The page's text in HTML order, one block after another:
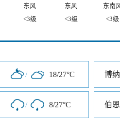
东风 东风
东南
<3级 <3级 <3级
/ 18/27°C 博
/ 8/27°C 伯